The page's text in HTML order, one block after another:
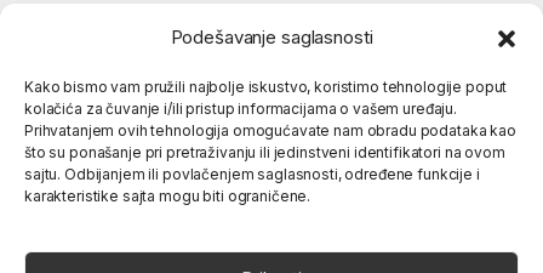
Podešavanje saglasnosti
Kako bismo vam pružili najbolje iskustvo, koristimo tehnologije poput
kolačića za čuvanje i/ili pristup informacijama o vašem uređaju.
Prihvatanjem ovih tehnologija omogućavate nam obradu podataka kao
što su ponašanje pri pretraživanju ili jedinstveni identifikatori na ovom
sajtu. Odbijanjem ili povlačenjem saglasnosti, određene funkcije i
karakteristike sajta mogu biti ograničene.
Popularne kategorije
O nama